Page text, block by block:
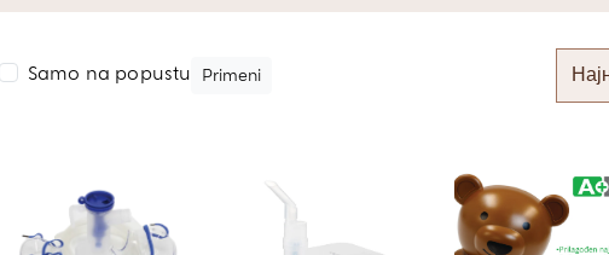
Samo na popustu Primeni